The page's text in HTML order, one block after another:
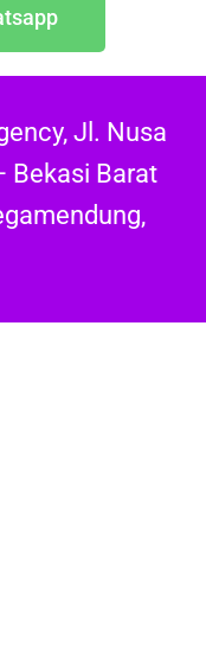
Jl. Nusa
Bekasi Barat